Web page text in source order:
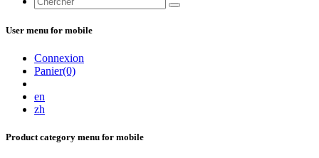
User menu for mobile
Connexion
Panier(0)
en
zh
Product category menu for mobile